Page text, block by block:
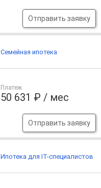
Отправить заявку
Платеж
50 631 ₽ / мес
Отправить заявку
Семейная ипотека
Ипотека для IT-специалистов